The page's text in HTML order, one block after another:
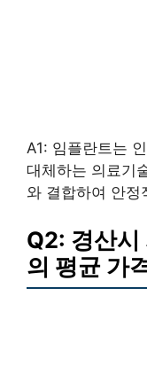
A1: 임플란트는
대체하는 의료기
와 결합하여 안정
Q2: 경산시
의 평균 가